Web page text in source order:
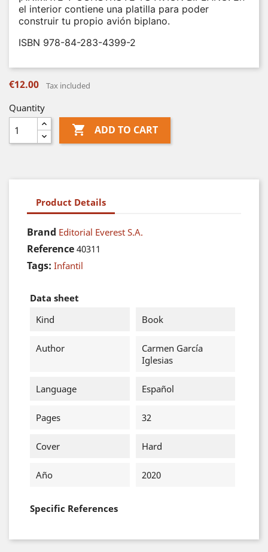
el interior contiene una platilla para poder
construir tu propio avión biplano.
ISBN 978-84-283-4399-2
€12.00 Tax included
Quantity
 ADD TO CART
Product Details
Brand Editorial Everest S.A.
Reference 40311
Tags: Infantil
Data sheet
Kind
Book
Author
Carmen García
Iglesias
Language Español
Pages 32
Cover Hard
Año 2020
Specific References